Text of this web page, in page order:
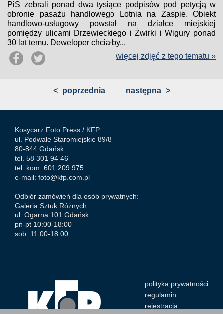
PiS zebrali ponad dwa tysiące podpisów pod petycją w
obronie pasażu handlowego Lotnia na Zaspie. Obiekt
handlowo-usługowy powstał na działce miejskiej
pomiędzy ulicami Drzewieckiego i Żwirki i Wigury ponad
30 lat temu. Deweloper chciałby...
więcej zdjęć z tego tematu »
< poprzednia następna >
Kosycarz Foto Press / KFP
ul. Podwale Staromiejskie 89/8
80-844 Gdańsk
tel. 58 301 94 46
tel. kom. 601 209 975
e-mail: foto@kfp.com.pl
Odbiór zamówień dla osób prywatnych:
Galeria Sztuk Różnych
ul. Ogarna 101 Gdańsk
pn-pt 10:00-18:00
sob. 11:00-18:00
polityka prywatności
regulamin
rejestracja